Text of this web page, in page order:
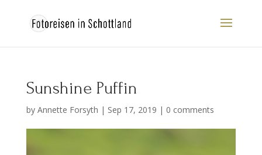
Sunshine Puffin
by Annette Forsyth | Sep 17, 2019 | 0 comments